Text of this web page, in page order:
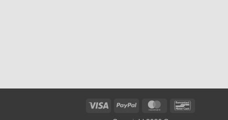
Visa PayPal MasterCard